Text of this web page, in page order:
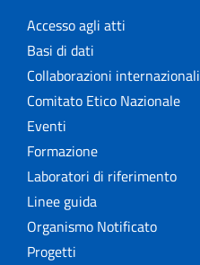
Accesso agli atti
Basi di dati
Collaborazioni internazionali
Comitato Etico Nazionale
Eventi
Formazione
Laboratori di riferimento
Linee guida
Organismo Notificato
Progetti